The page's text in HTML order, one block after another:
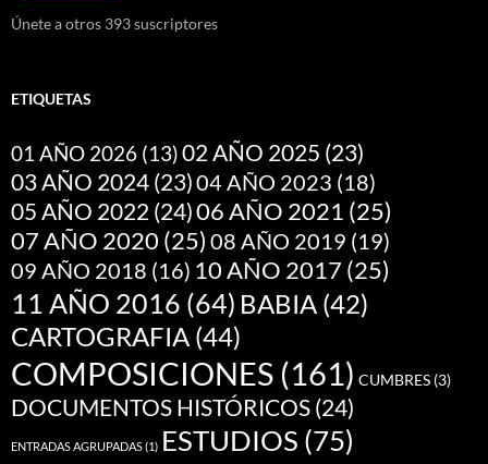
Únete a otros 393 suscriptores
ETIQUETAS
01 AÑO 2026 (13)02 AÑO 2025 (23)
03 AÑO 2024(23)04 AÑO 2023 (18)
05 AÑO 2022 (24)06 AÑO 2021 (25)
07 AÑO 2020 (25) 08 AÑO 2019 (19)
09 AÑO 2018 (16) 10 AÑO 2017 (25)
11 AÑO 2016 (64) BABIA (42)
CARTOGRAFIA (44)
COMPOSICIONES (161) CUMBRES (3)
DOCUMENTOS HISTÓRICOS(24)
ENTRADAS AGRUPADAS(1) ESTUDIOS (75)